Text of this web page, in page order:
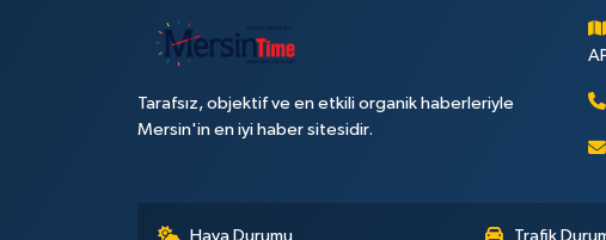
Tarafsız, objektif ve en etkili organik haberleriyle
Mersin'in en iyi haber sitesidir.
Hava Durumu Trafik